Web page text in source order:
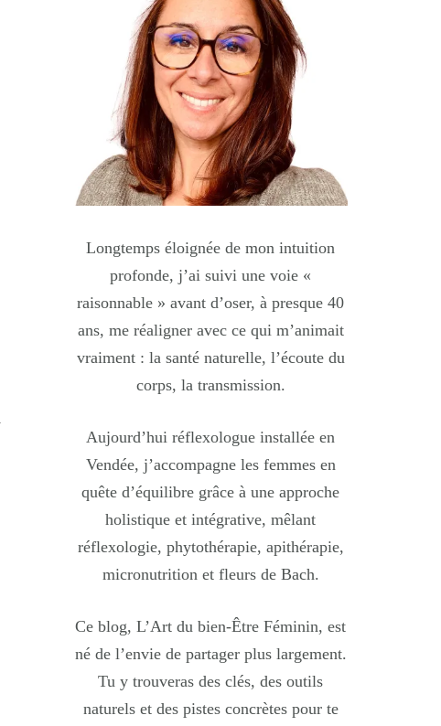
Longtemps éloignée de mon intuition
profonde, j’ai suivi une voie «
raisonnable » avant d’oser, à presque 40
ans, me réaligner avec ce qui m’animait
vraiment : la santé naturelle, l’écoute du
corps, la transmission.
Aujourd’hui réflexologue installée en
Vendée, j’accompagne les femmes en
quête d’équilibre grâce à une approche
holistique et intégrative, mêlant
réflexologie, phytothérapie, apithérapie,
micronutrition et fleurs de Bach.
Ce blog, L’Art du bien-Être Féminin, est
né de l’envie de partager plus largement.
Tu y trouveras des clés, des outils
naturels et des pistes concrètes pour te